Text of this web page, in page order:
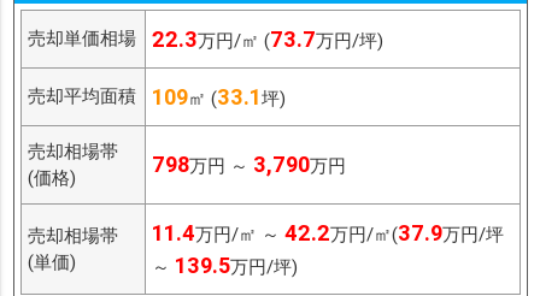
売却単価相場 22.3万円/㎡ (73.7万円/坪)
売却平均面積 109㎡ (33.1坪)
売却相場帯
(価格)
798万円 ～ 3,790万円
売却相場帯
(単価)
11.4万円/㎡ ～ 42.2万円/㎡(37.9万円/坪
～ 139.5万円/坪)